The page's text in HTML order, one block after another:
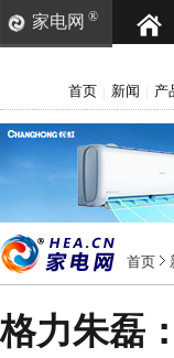
家电网 ®
首页 新闻 产
首页
格力朱磊